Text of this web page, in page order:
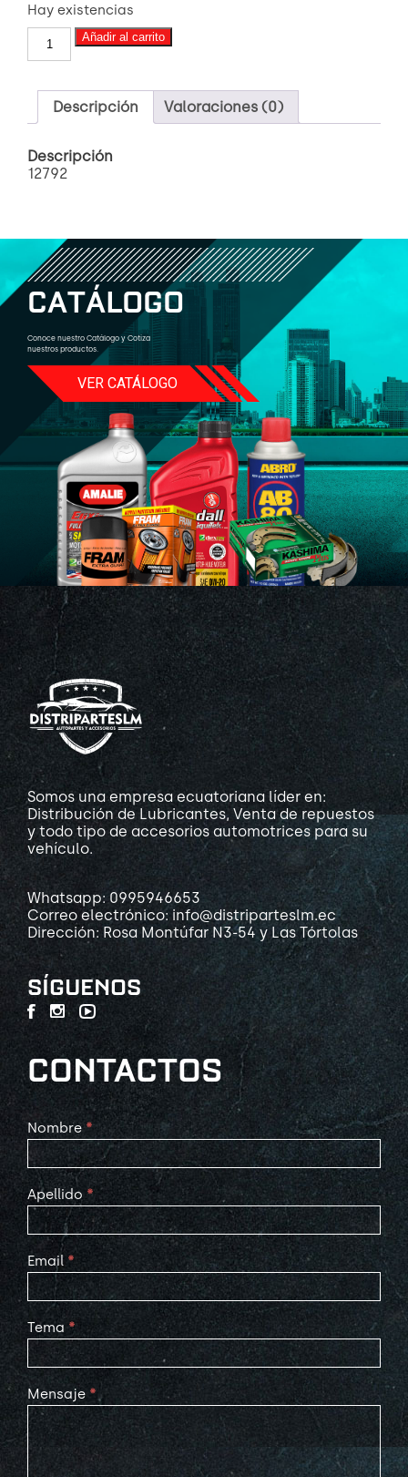
Hay existencias
WAGNER
LIQUIDO
FRENO
DOT3
12OZ
Añadir al carrito
Descripción Valoraciones (0)
Descripción
12792
CATÁLOGO
Conoce nuestro Catálogo y Cotiza
nuestros productos.
VER CATÁLOGO
Somos una empresa ecuatoriana líder en:
Distribución de Lubricantes, Venta de repuestos
y todo tipo de accesorios automotrices para su
vehículo.
Whatsapp: 0995946653
Correo electrónico: info@distriparteslm.ec
Dirección: Rosa Montúfar N3-54 y Las Tórtolas
SÍGUENOS
CONTACTOS
Contact
Us
Nombre *
Apellido *
Email *
Tema *
Mensaje *